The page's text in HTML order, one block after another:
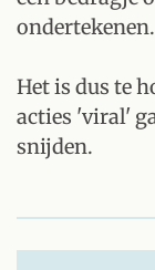
ondertekenen.
Het is dus te
acties 'viral'
snijden.